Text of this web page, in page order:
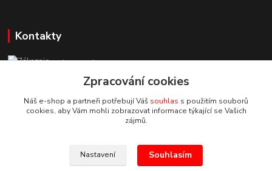
Kontakty
Zákaznická podpora StuhyLevně.cz
+420 725 618 353
(Po-Pá, 8-16 hod.)
adamoliver@seznam.cz
Zpracování cookies
Náš e-shop a partneři potřebují Váš souhlas s použitím souborů
cookies, aby Vám mohli zobrazovat informace týkající se Vašich
zájmů.
Nastavení Souhlasím